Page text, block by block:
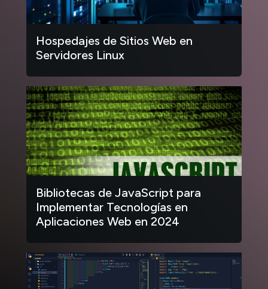
Hospedajes de Sitios Web en
Servidores Linux
Bibliotecas de JavaScript para
Implementar Tecnologías en
Aplicaciones Web en 2024